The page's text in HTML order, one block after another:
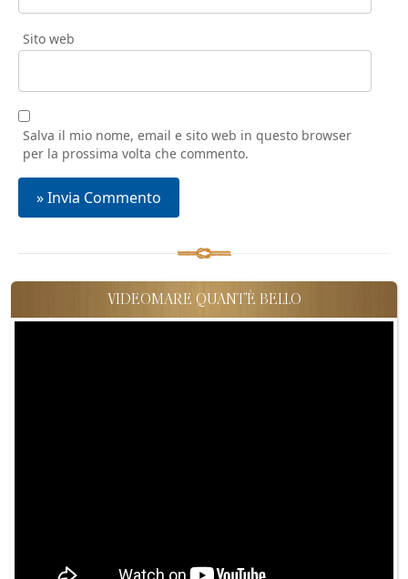
Sito web
Salva il mio nome, email e sito web in questo browser
per la prossima volta che commento.
VIDEOMARE QUANT'È BELLO